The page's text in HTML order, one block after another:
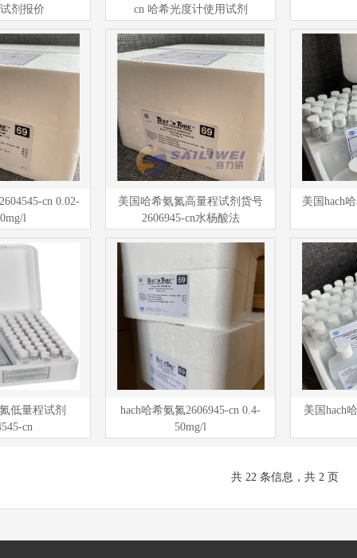
剂报价
cn 哈希光度计使用试剂
cn 0.02-
l
美国哈希氨氮高量程试剂货号
2606945-cn水杨酸法
美国hach
低量程试剂
cn
hach哈希氨氮2606945-cn 0.4-
50mg/l
美国hach
共 22 条信息，共 2 页